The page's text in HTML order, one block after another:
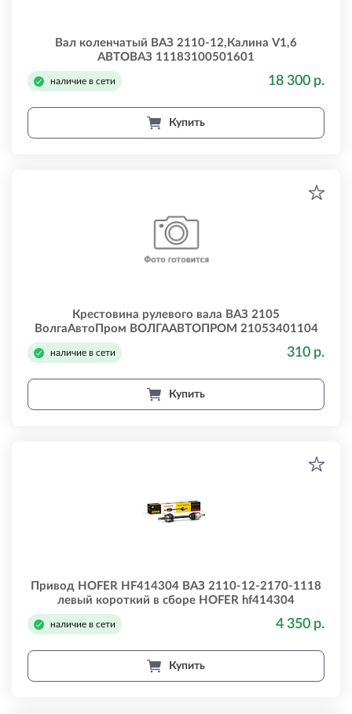
Вал коленчатый ВАЗ 2110-12,Калина V1,6
АВТОВАЗ 11183100501601
наличие в сети 18 300 р.
Купить
Крестовина рулевого вала ВАЗ 2105
ВолгаАвтоПром ВОЛГААВТОПРОМ 21053401104
наличие в сети 310 р.
Купить
Привод HOFER HF414304 ВАЗ 2110-12-2170-1118
левый короткий в сборе HOFER hf414304
наличие в сети 4 350 р.
Купить